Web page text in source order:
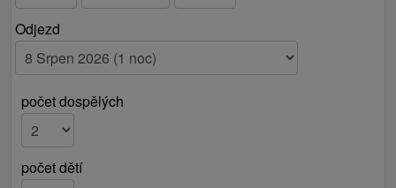
Odjezd
počet dospělých
počet dětí